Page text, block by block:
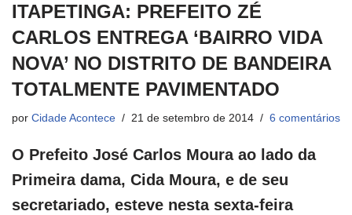
ITAPETINGA: PREFEITO ZÉ
CARLOS ENTREGA ‘BAIRRO VIDA
NOVA’ NO DISTRITO DE BANDEIRA
TOTALMENTE PAVIMENTADO
por Cidade Acontece 21 de setembro de 2014 6 comentários
O Prefeito José Carlos Moura ao lado da
Primeira dama, Cida Moura, e de seu
secretariado, esteve nesta sexta-feira